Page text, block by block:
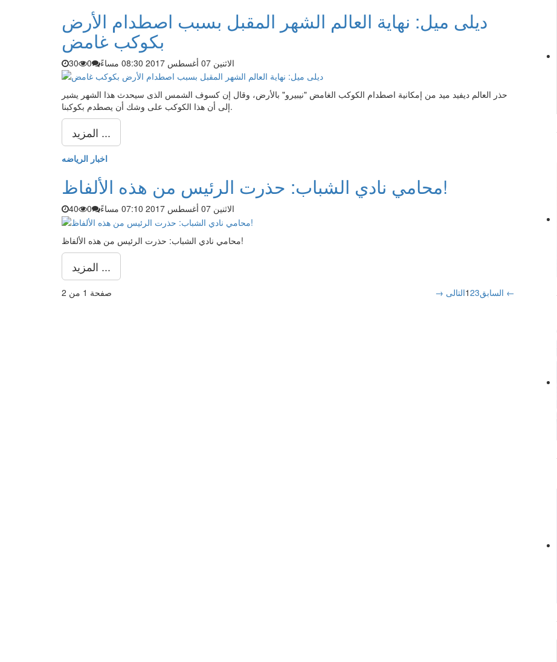
ديلى ميل: نهاية العالم الشهر المقبل بسبب اصطدام الأرض
بكوكب غامض
الاثنين 07 أغسطس 2017 08:30 مساءً 0
30
حذر العالم ديفيد ميد من إمكانية اصطدام الكوكب الغامض "نيبيرو" بالأرض، وقال إن كسوف الشمس الذى سيحدث هذا الشهر يشير
إلى أن هذا الكوكب على وشك أن يصطدم بكوكبنا.
المزيد ...
اخبار الرياضه
محامي نادي الشباب: حذرت الرئيس من هذه الألفاظ!
الاثنين 07 أغسطس 2017 07:10 مساءً 0
40
محامي نادي الشباب: حذرت الرئيس من هذه الألفاظ!
المزيد ...
→ السابق 123 التالى ← صفحة 1 من 2